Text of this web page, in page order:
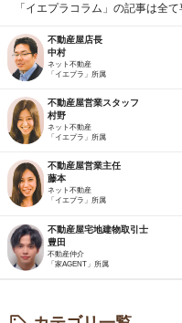
「イエプラコラム」の記事は全
不動産屋店長
中村
ネット不動産
「イエプラ」所属
不動産屋営業スタッフ
村野
ネット不動産
「イエプラ」所属
不動産屋営業主任
藤本
ネット不動産
「イエプラ」所属
不動産屋宅地建物取引士
豊田
不動産仲介
「家AGENT」所属